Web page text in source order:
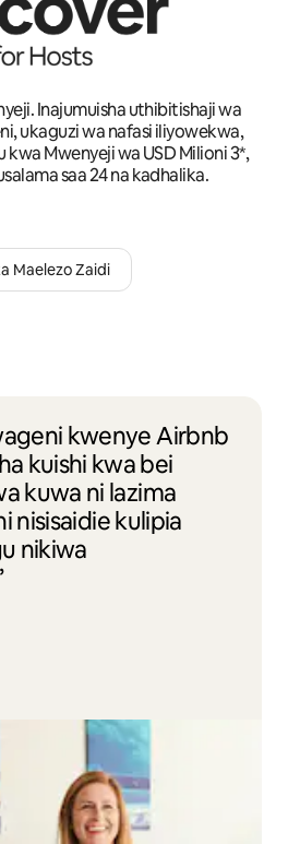
Inajumuisha uthibitishaji wa
ukaguzi wa nafasi iliyowekwa,
kwa Mwenyeji wa USD Milioni 3*,
saa 24 na kadhalika.
Maelezo Zaidi
kwenye Airbnb
kuishi kwa bei
kuwa ni lazima
nisisaidie kulipia
nikiwa